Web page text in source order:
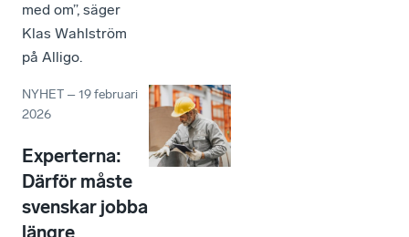
med om”, säger
Klas Wahlström
på Alligo.
NYHET –19 februari
2026
Experterna:
Därför måste
svenskar jobba
längre